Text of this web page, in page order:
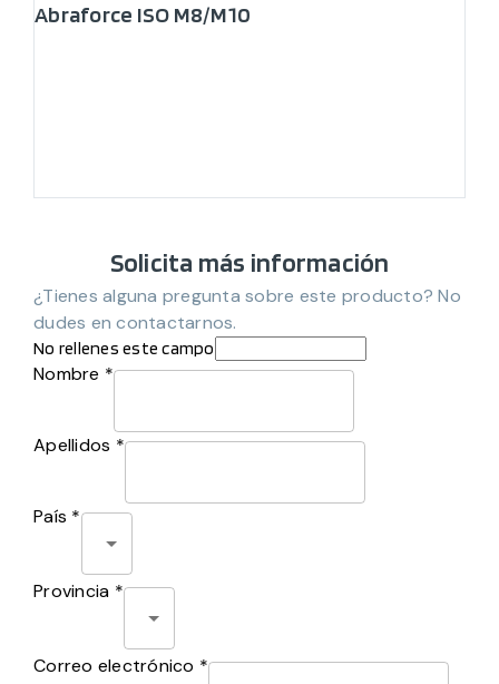
Abraforce ISO M8/M10
Solicita más información
¿Tienes alguna pregunta sobre este producto? No
dudes en contactarnos.
No rellenes este campo
Nombre *
Apellidos *
País *
Provincia *
Correo electrónico *